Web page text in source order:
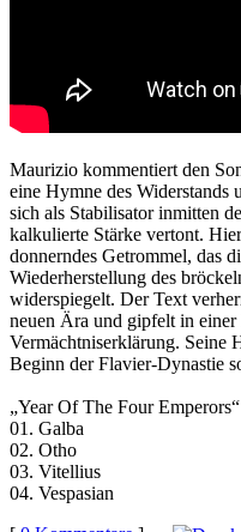
Maurizio kommentiert den
eine Hymne des Widerstands
sich als Stabilisator inmitten
kalkulierte Stärke vertont.
donnerndes Getrommel, das
Wiederherstellung des
widerspiegelt. Der Text
neuen Ära und gipfelt in einer
Vermächtniserklärung. Seine
Beginn der Flavier-Dynastie
„Year Of The Four
01. Galba
02. Otho
03. Vitellius
04. Vespasian